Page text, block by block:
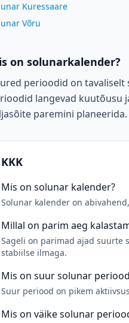
Kuressaare
Võru
on solunarkalender?
perioodid on tavaliselt
langevad kuutõusu
paremini planeerida.
KKK
Mis on solunar kalender?
Solunar kalender on
Millal on parim aeg
Sageli on parimad ajad suurte
stabiilse ilmaga.
Mis on suur solunar
Suur periood on pikem
Mis on väike solunar